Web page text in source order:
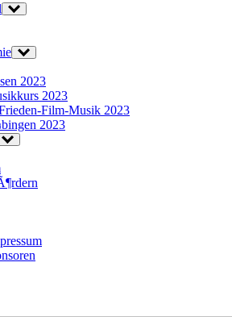
2023
2023
Film-Musik 2023
2023